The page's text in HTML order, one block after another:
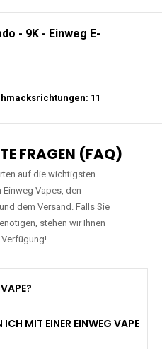
- 9K - Einweg E-
11
FRAGEN (FAQ)
auf die wichtigsten
Einweg Vapes, den
dem Versand. Falls Sie
stehen wir Ihnen
ICH MIT EINER EINWEG VAPE